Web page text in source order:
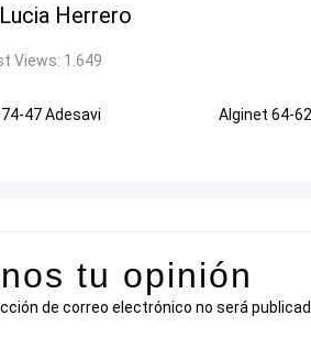
Lucia Herrero
Views: 1.649
74-47 Adesavi Alginet 64-
tu opinión
de correo electrónico no será